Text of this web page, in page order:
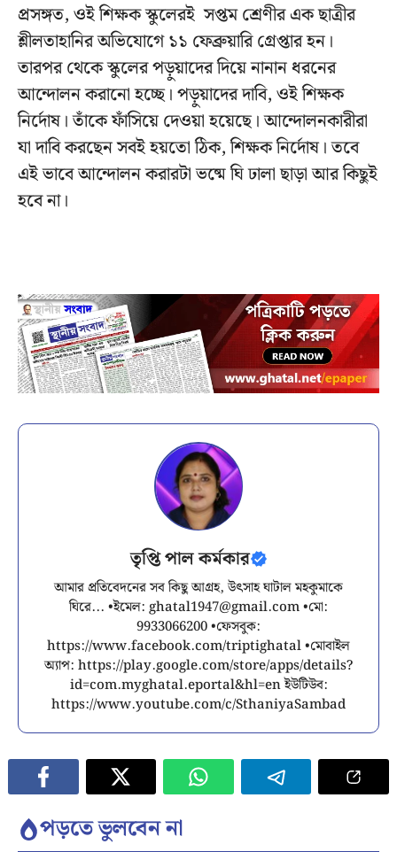
প্রসঙ্গত, ওই শিক্ষক স্কুলেরই সপ্তম শ্রেণীর এক ছাত্রীর
শ্লীলতাহানির অভিযোগে ১১ ফেব্রুয়ারি গ্রেপ্তার হন।
তারপর থেকে স্কুলের পড়ুয়াদের দিয়ে নানান ধরনের
আন্দোলন করানো হচ্ছে। পড়ুয়াদের দাবি, ওই শিক্ষক
নির্দোষ। তাঁকে ফাঁসিয়ে দেওয়া হয়েছে। আন্দোলনকারীরা
যা দাবি করছেন সবই হয়তো ঠিক, শিক্ষক নির্দোষ। তবে
এই ভাবে আন্দোলন করারটা ভষ্মে ঘি ঢালা ছাড়া আর কিছুই
হবে না।
তৃপ্তি পাল কর্মকার
আমার প্রতিবেদনের সব কিছু আগ্রহ, উৎসাহ ঘাটাল মহকুমাকে
ঘিরে... •ইমেল: ghatal1947@gmail.com•মো:
9933066200 •ফেসবুক:
https://www.facebook.com/triptighatal •মোবাইল
অ্যাপ: https://play.google.com/store/apps/details?
id=com.myghatal.eportal&hl=en ইউটিউব:
https://www.youtube.com/c/SthaniyaSambad
পড়তে ভুলবেন না